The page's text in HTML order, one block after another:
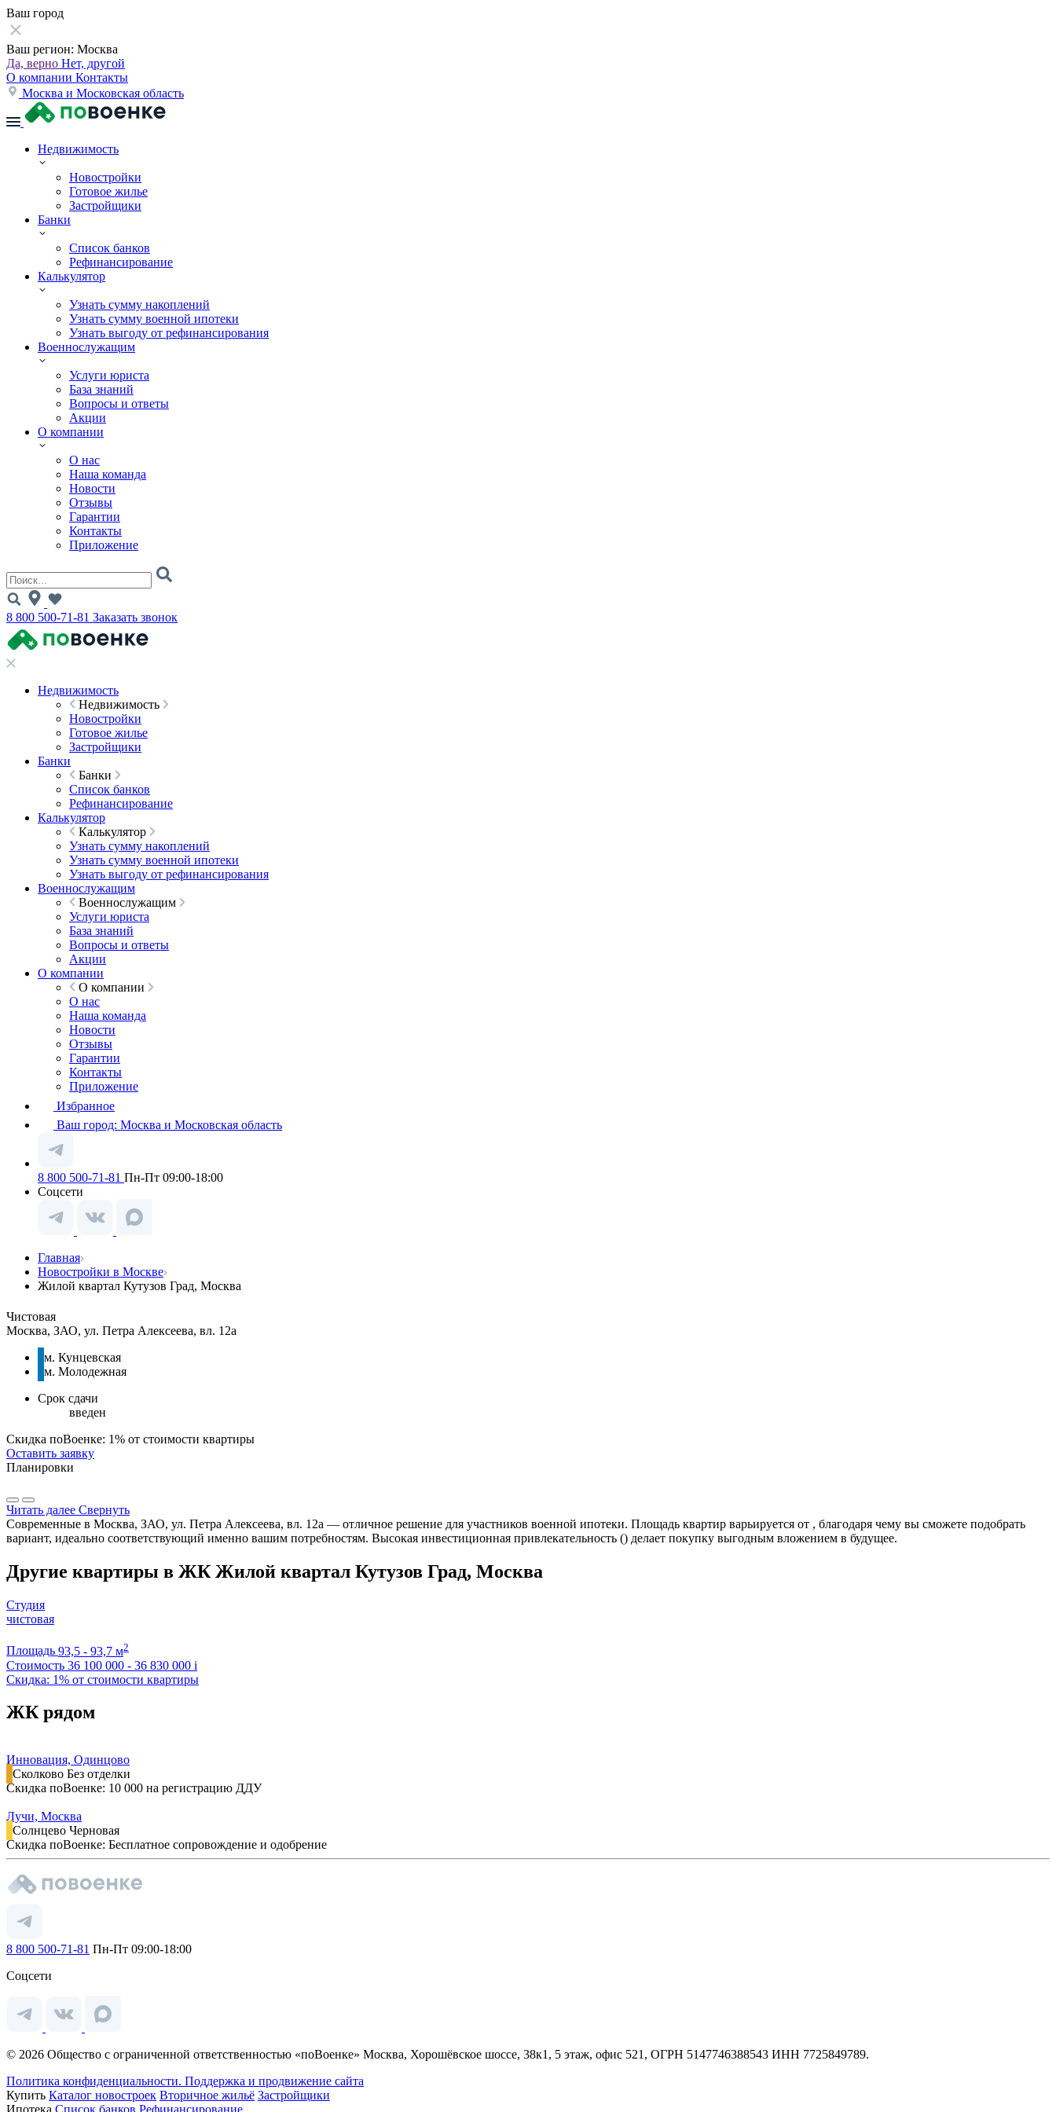
Ваш город
Ваш регион: Москва
Да, верно Нет, другой
О компании Контакты
Москва и Московская область
Недвижимость
Новостройки
Готовое жилье
Застройщики
Банки
Список банков
Рефинансирование
Калькулятор
Узнать сумму накоплений
Узнать сумму военной ипотеки
Узнать выгоду от рефинансирования
Военнослужащим
Услуги юриста
База знаний
Вопросы и ответы
Акции
О компании
О нас
Наша команда
Новости
Отзывы
Гарантии
Контакты
Приложение
8 800 500-71-81 Заказать звонок
Недвижимость
Недвижимость
Новостройки
Готовое жилье
Застройщики
Банки
Банки
Список банков
Рефинансирование
Калькулятор
Калькулятор
Узнать сумму накоплений
Узнать сумму военной ипотеки
Узнать выгоду от рефинансирования
Военнослужащим
Военнослужащим
Услуги юриста
База знаний
Вопросы и ответы
Акции
О компании
О компании
О нас
Наша команда
Новости
Отзывы
Гарантии
Контакты
Приложение
Избранное
Ваш город: Москва и Московская область
8 800 500-71-81 Пн-Пт 09:00-18:00
Соцсети
Главная
Новостройки в Москве
Жилой квартал Кутузов Град, Москва
Чистовая
Москва, ЗАО, ул. Петра Алексеева, вл. 12а
м. Кунцевская
м. Молодежная
Срок сдачи
введен
Скидка поВоенке: 1% от стоимости квартиры
Оставить заявку
Планировки
Читать далее Свернуть
Современные в Москва, ЗАО, ул. Петра Алексеева, вл. 12а — отличное решение для участников военной ипотеки. Площадь квартир варьируется от , благодаря чему вы сможете подобрать
вариант, идеально соответствующий именно вашим потребностям. Высокая инвестиционная привлекательность () делает покупку выгодным вложением в будущее.
Другие квартиры в ЖК Жилой квартал Кутузов Град, Москва
Студия
чистовая
Площадь 93,5 - 93,7 м2
Стоимость 36 100 000 - 36 830 000 i
Скидка: 1% от стоимости квартиры
ЖК рядом
Инновация, Одинцово
Сколково Без отделки
Скидка поВоенке: 10 000 на регистрацию ДДУ
Лучи, Москва
Солнцево Черновая
Скидка поВоенке: Бесплатное сопровождение и одобрение
8 800 500-71-81 Пн-Пт 09:00-18:00
Соцсети
© 2026 Общество с ограниченной ответственностью «поВоенке» Москва, Хорошёвское шоссе, 38к1, 5 этаж, офис 521, ОГРН 5147746388543 ИНН 7725849789.
Политика конфиденциальности. Поддержка и продвижение сайта
Купить Каталог новостроек Вторичное жильё Застройщики